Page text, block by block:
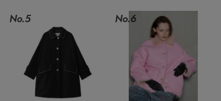
【ジュエリー】シルバーでクールに
ニット
コート
ブーツ
財布・小物
ボディバッグ・ウェストポーチ
クラッチバッグ
スマートフォンケース・タブレットケース
アイウェア
バングル・ブレスレット
リング
コサージュ・ブローチ
インナー
ウェア
シューズ
バッグ・小物
CONTENTS
特集一覧
No.5 No.6